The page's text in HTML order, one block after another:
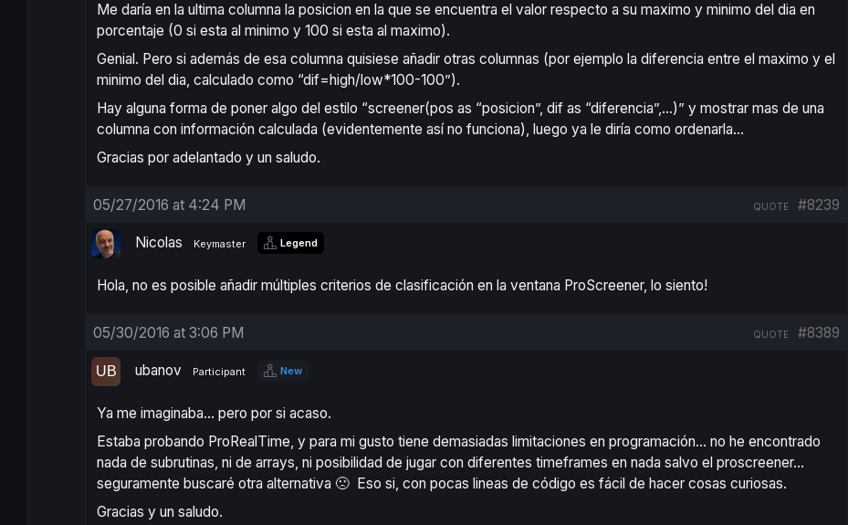
Me daría en la ultima columna la posicion en la que se encuentra el valor respecto a su maximo y minimo del dia en
porcentaje (0 si esta al minimo y 100 si esta al maximo).
Genial. Pero si además de esa columna quisiese añadir otras columnas (por ejemplo la diferencia entre el maximo y el
minimo del dia, calculado como “dif=high/low*100-100”).
Hay alguna forma de poner algo del estilo “screener(pos as “posicion”, dif as “diferencia”,…)” y mostrar mas de una
columna con información calculada (evidentemente así no funciona), luego ya le diría como ordenarla…
Gracias por adelantado y un saludo.
05/27/2016 at 4:24 PM #8239
QUOTE
Nicolas Keymaster Legend
Hola, no es posible añadir múltiples criterios de clasificación en la ventana ProScreener, lo siento!
05/30/2016 at 3:06 PM #8389
QUOTE
ubanov Participant New
Ya me imaginaba… pero por si acaso.
Estaba probando ProRealTime, y para mi gusto tiene demasiadas limitaciones en programación… no he encontrado
nada de subrutinas, ni de arrays, ni posibilidad de jugar con diferentes timeframes en nada salvo el proscreener…
seguramente buscaré otra alternativa 🙁 Eso si, con pocas lineas de código es fácil de hacer cosas curiosas.
Gracias y un saludo.